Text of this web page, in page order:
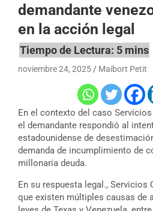
demandante
en la acción legal
noviembre 24, 2025 Maibort Petit
En el contexto del caso
el demandante respondió al
estadounidense de
demanda de incumplimiento de
millonaria deuda.
En su respuesta legal., Servicios
que existen múltiples causas de